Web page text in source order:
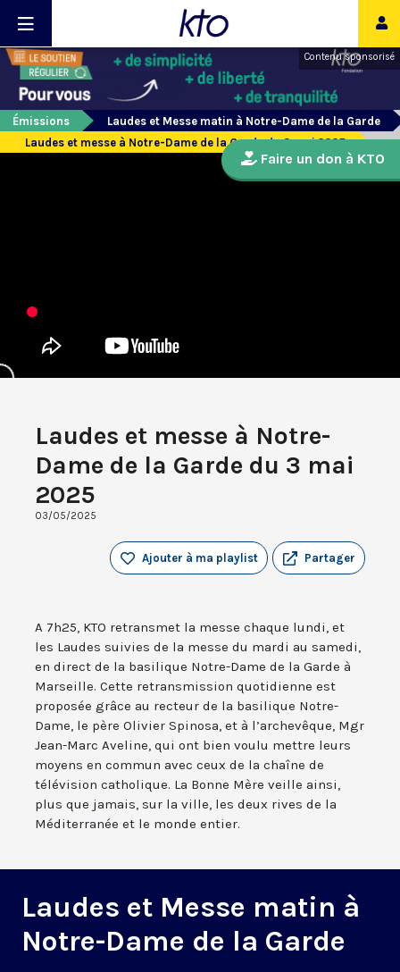
Contenu sponsorisé
Émissions
Laudes et Messe matin à Notre-Dame de la Garde
Laudes et messe à Notre-Dame de la Garde du 3 mai 2025
Laudes et messe à Notre-
Dame de la Garde du 3 mai
2025
03/05/2025
Partager
Ajouter à ma playlist
A 7h25, KTO retransmet la messe chaque lundi, et
les Laudes suivies de la messe du mardi au samedi,
en direct de la basilique Notre-Dame de la Garde à
Marseille. Cette retransmission quotidienne est
proposée grâce au recteur de la basilique Notre-
Dame, le père Olivier Spinosa, et à l’archevêque, Mgr
Jean-Marc Aveline, qui ont bien voulu mettre leurs
moyens en commun avec ceux de la chaîne de
télévision catholique. La Bonne Mère veille ainsi,
plus que jamais, sur la ville, les deux rives de la
Méditerranée et le monde entier.
Laudes et Messe matin à
Notre-Dame de la Garde
Faire un don à KTO